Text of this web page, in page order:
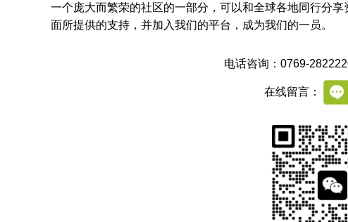
一个庞大而繁荣的社区的一部分，可以和全球各地同行分
面所提供的支持，并加入我们的平台，成为我们的一员。
电话咨询：0769-
在线留言：